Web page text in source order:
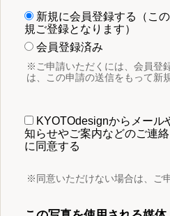
新規に会員登録する（こ
規ご登録となります）
会員登録済み
※ご申請いただくには、会員登
は、この申請の送信をもって新
KYOTOdesignからメール
知らせやご案内などのご連
に同意する
※同意いただけない場合は、ご